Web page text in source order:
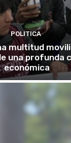
POLITICA
multitud
una profunda
económica